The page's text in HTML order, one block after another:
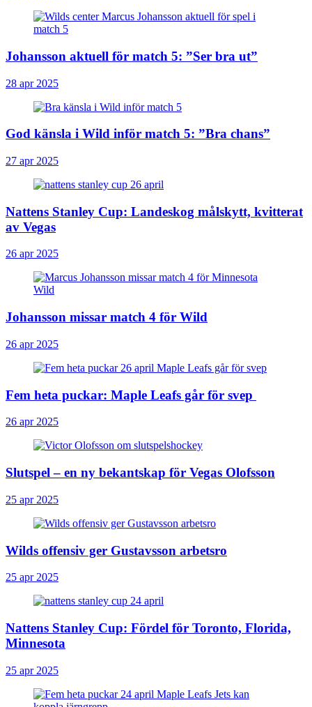
Johansson aktuell för match 5: ”Ser bra ut”
28 apr 2025
God känsla i Wild inför match 5: ”Bra chans”
27 apr 2025
Nattens Stanley Cup: Landeskog målskytt, kvitterat
av Vegas
26 apr 2025
Johansson missar match 4 för Wild
26 apr 2025
Fem heta puckar: Maple Leafs går för svep
26 apr 2025
Slutspel – en ny bekantskap för Vegas Olofsson
25 apr 2025
Wilds offensiv ger Gustavsson arbetsro
25 apr 2025
Nattens Stanley Cup: Fördel för Toronto, Florida,
Minnesota
25 apr 2025